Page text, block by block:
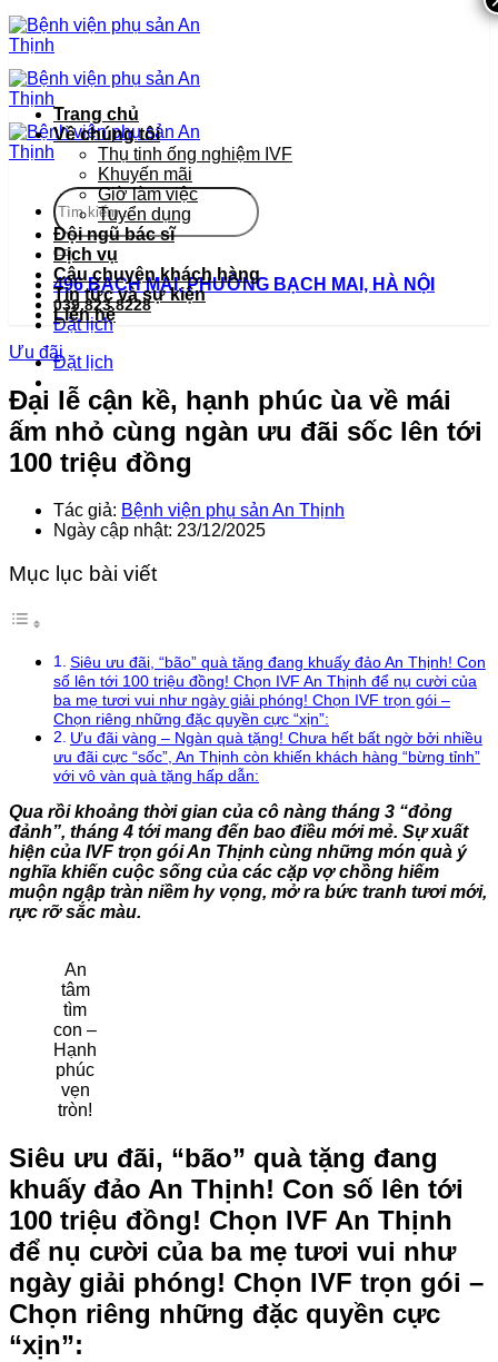
Bỏ
qua
nội
dung
496 BẠCH MAI, PHƯỜNG BẠCH MAI, HÀ NỘI
039.823.8228
Đặt lịch
Đặt lịch
Trang chủ
Về chúng tôi
Thụ tinh ống nghiệm IVF
Khuyến mãi
Giờ làm việc
Tuyển dụng
Đội ngũ bác sĩ
Dịch vụ
Câu chuyện khách hàng
Tin tức và sự kiện
Liên hệ
Ưu đãi
Đại lễ cận kề, hạnh phúc ùa về mái
ấm nhỏ cùng ngàn ưu đãi sốc lên tới
100 triệu đồng
Tác giả: Bệnh viện phụ sản An Thịnh
Ngày cập nhật: 23/12/2025
Mục lục bài viết
Siêu ưu đãi, “bão” quà tặng đang khuấy đảo An Thịnh! Con
số lên tới 100 triệu đồng! Chọn IVF An Thịnh để nụ cười của
ba mẹ tươi vui như ngày giải phóng! Chọn IVF trọn gói –
Chọn riêng những đặc quyền cực “xịn”:
Ưu đãi vàng – Ngàn quà tặng! Chưa hết bất ngờ bởi nhiều
ưu đãi cực “sốc”, An Thịnh còn khiến khách hàng “bừng tỉnh”
với vô vàn quà tặng hấp dẫn:
Qua rồi khoảng thời gian của cô nàng tháng 3 “đỏng
đảnh”, tháng 4 tới mang đến bao điều mới mẻ. Sự xuất
hiện của IVF trọn gói An Thịnh cùng những món quà ý
nghĩa khiến cuộc sống của các cặp vợ chồng hiếm
muộn ngập tràn niềm hy vọng, mở ra bức tranh tươi mới,
rực rỡ sắc màu.
An
tâm
tìm
con –
Hạnh
phúc
vẹn
tròn!
Siêu ưu đãi, “bão” quà tặng đang
khuấy đảo An Thịnh! Con số lên tới
100 triệu đồng! Chọn IVF An Thịnh
để nụ cười của ba mẹ tươi vui như
ngày giải phóng! Chọn IVF trọn gói –
Chọn riêng những đặc quyền cực
“xịn”: